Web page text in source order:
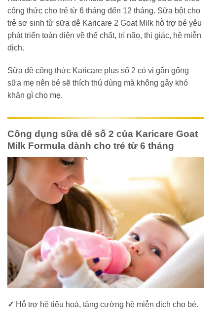
công thức cho trẻ từ 6 tháng đến 12 tháng. Sữa bột cho
trẻ sơ sinh từ sữa dê Karicare 2 Goat Milk hỗ trợ bé yêu
phát triển toàn diện về thể chất, trí não, thị giác, hệ miễn
dịch.
Sữa dê công thức Karicare plus số 2 có vị gần gống
sữa mẹ nên bé sẽ thích thú dùng mà không gây khó
khăn gì cho mẹ.
Công dụng sữa dê số 2 của Karicare Goat
Milk Formula dành cho trẻ từ 6 tháng
✓ Hỗ trợ hệ tiêu hoá, tăng cường hệ miễn dịch cho bé.